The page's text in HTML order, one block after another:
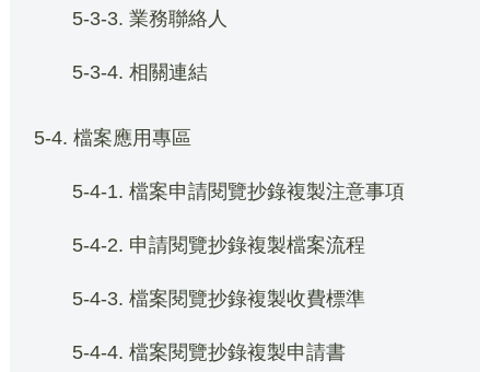
5-3-3. 業務聯絡人
5-3-4. 相關連結
5-4. 檔案應用專區
5-4-1. 檔案申請閱覽抄錄複製注意事項
5-4-2. 申請閱覽抄錄複製檔案流程
5-4-3. 檔案閱覽抄錄複製收費標準
5-4-4. 檔案閱覽抄錄複製申請書